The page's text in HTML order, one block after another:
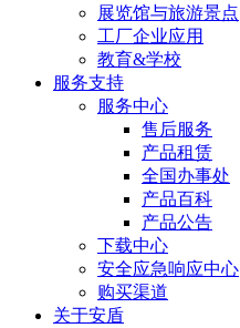
展览馆与旅游景点
工厂企业应用
教育&学校
服务支持
服务中心
售后服务
产品租赁
全国办事处
产品百科
产品公告
下载中心
安全应急响应中心
购买渠道
关于安盾